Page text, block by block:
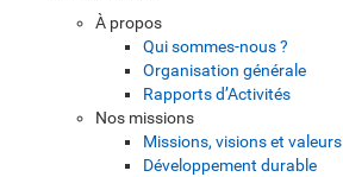
À propos
Qui sommes-nous ?
Organisation générale
Rapports d’Activités
Nos missions
Missions, visions et valeurs
Développement durable